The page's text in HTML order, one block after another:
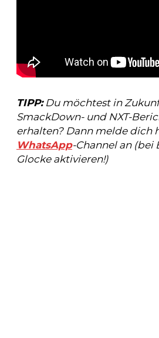
TIPP:Du möchtest in
SmackDown- und NXT-
erhalten? Dann melde dich
WhatsApp-Channel an (bei
Glocke aktivieren!)